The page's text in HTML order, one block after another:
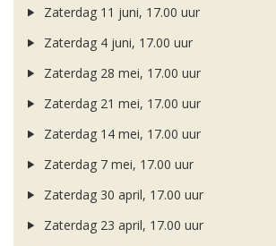
Zaterdag 11 juni, 17.00 uur
Zaterdag 4 juni, 17.00 uur
Zaterdag 28 mei, 17.00 uur
Zaterdag 21 mei, 17.00 uur
Zaterdag 14 mei, 17.00 uur
Zaterdag 7 mei, 17.00 uur
Zaterdag 30 april, 17.00 uur
Zaterdag 23 april, 17.00 uur